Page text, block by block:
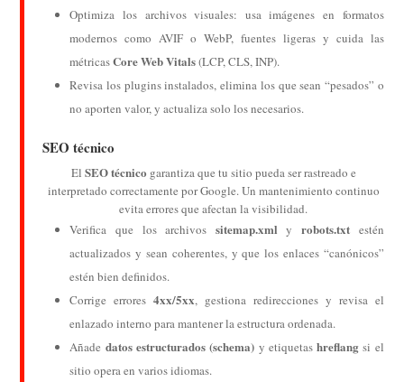
Optimiza los archivos visuales: usa imágenes en formatos
modernos como AVIF o WebP, fuentes ligeras y cuida las
métricasCore Web Vitals(LCP, CLS, INP).
Revisa los plugins instalados, elimina los que sean “pesados” o
no aporten valor, y actualiza solo los necesarios.
SEO técnico
El SEO técnico garantiza que tu sitio pueda ser rastreado e
interpretado correctamente por Google. Un mantenimiento continuo
evita errores que afectan la visibilidad.
Verifica que los archivos sitemap.xml yrobots.txt estén
actualizados y sean coherentes, y que los enlaces “canónicos”
estén bien definidos.
Corrige errores4xx/5xx, gestiona redirecciones y revisa el
enlazado interno para mantener la estructura ordenada.
Añade datos estructurados (schema) y etiquetashreflang si el
sitio opera en varios idiomas.